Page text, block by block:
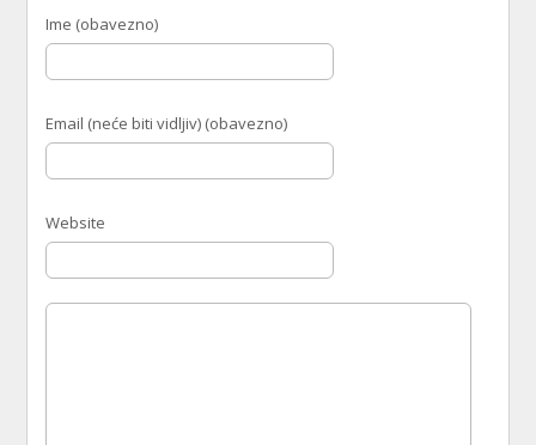
Ime (obavezno)
Email (neće biti vidljiv) (obavezno)
Website